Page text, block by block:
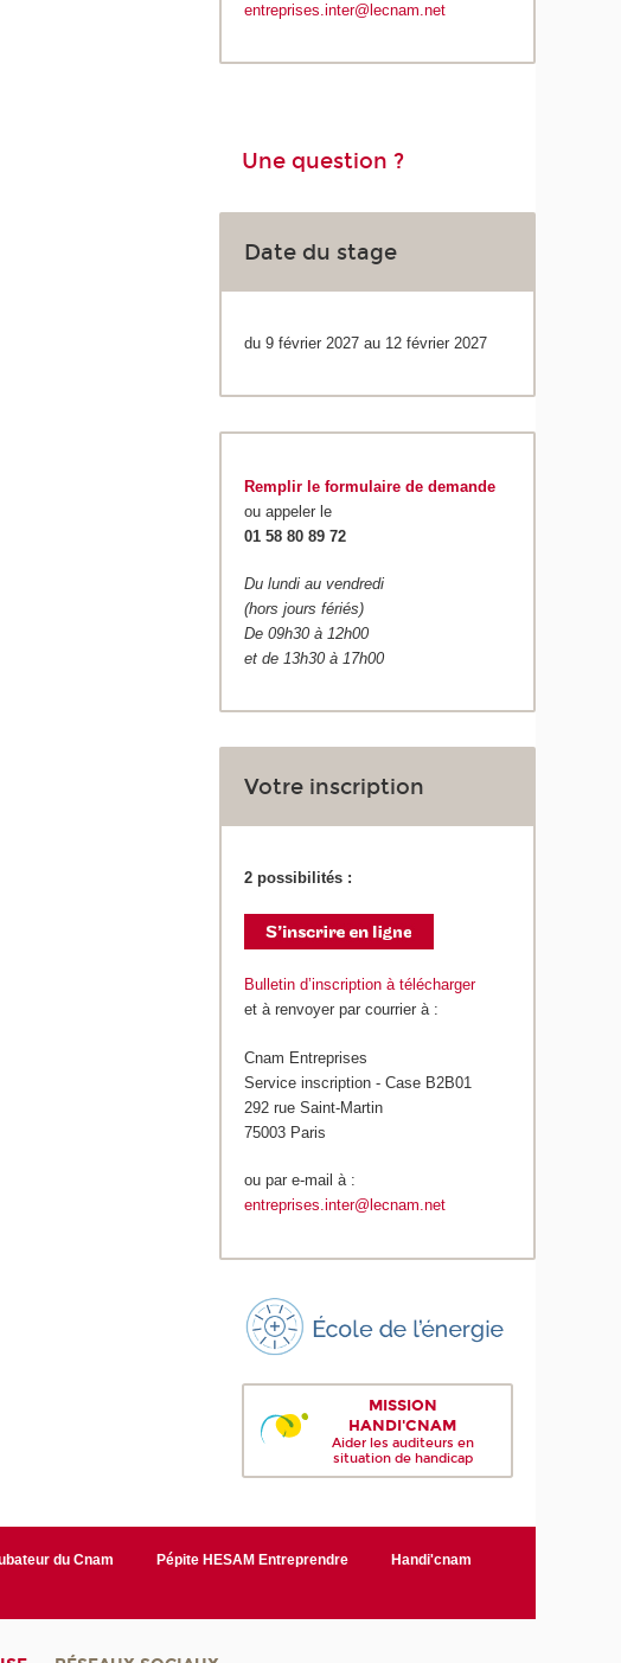
entreprises.inter@lecnam.net
Une question ?
Date du stage
du 9 février 2027 au 12 février 2027
Remplir le formulaire de demande
ou appeler le
01 58 80 89 72
Du lundi au vendredi
(hors jours fériés)
De 09h30 à 12h00
et de 13h30 à 17h00
Votre inscription
2 possibilités :
Bulletin d’inscription à télécharger
et à renvoyer par courrier à :
Cnam Entreprises
Service inscription - Case B2B01
292 rue Saint-Martin
75003 Paris
ou par e-mail à :
entreprises.inter@lecnam.net
MISSION
HANDI'CNAM
Aider les auditeurs en
situation de handicap
du Cnam Pépite HESAM Entreprendre
Handi'cnam